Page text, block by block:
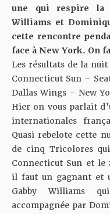
une qui respire la
Williams et
cette rencontre
face à New York. On
Les résultats de la nuit
Connecticut Sun –
Dallas Wings – New
Hier on vous parlait
internationales
Quasi rebelote cette
de cinq Tricolores
Connecticut Sun et le
il faut un gagnant et
Gabby Williams
accompagnée par